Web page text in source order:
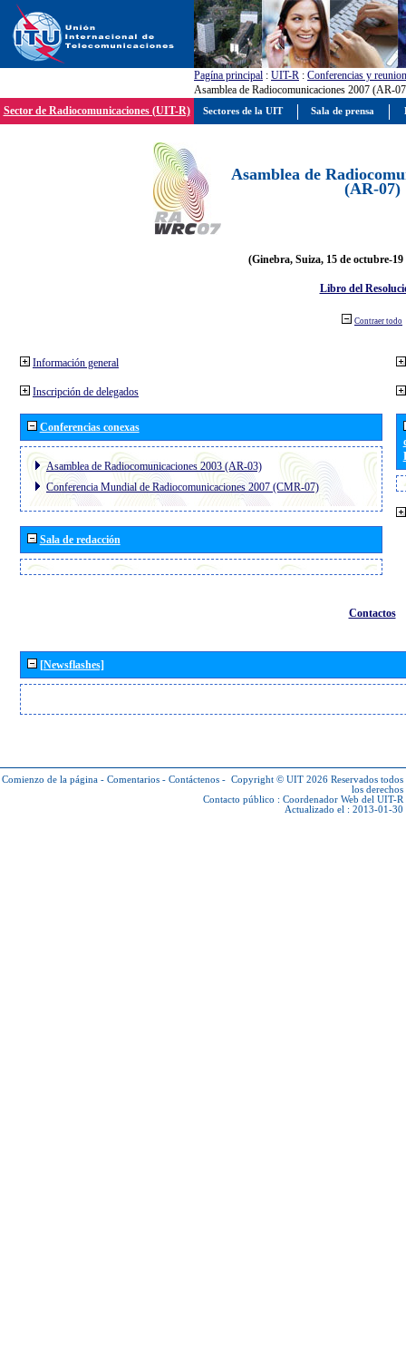
Pagína principal : UIT-R : Conferencias y
Asamblea de Radiocomunicaciones 2007 (AR-
Sector de Radiocomunicaciones (UIT-R)
Asamblea de
(AR-07)
(Ginebra, Suiza, 15 de octubre-19
Libro del
Contraer todo
Información general
Inscripción de delegados
Conferencias conexas
Asamblea de Radiocomunicaciones 2003 (AR-03)
Conferencia Mundial de Radiocomunicaciones 2007 (CMR-07)
Sala de redacción
Contactos
[Newsflashes]
Comienzo de la página - Comentarios - Contáctenos - Copyright © UIT 2026 Reservados todos
los derechos
Contacto público : Coordenador Web del UIT-R
Actualizado el : 2013-01-30
Sectores de la UIT Sala de prensa